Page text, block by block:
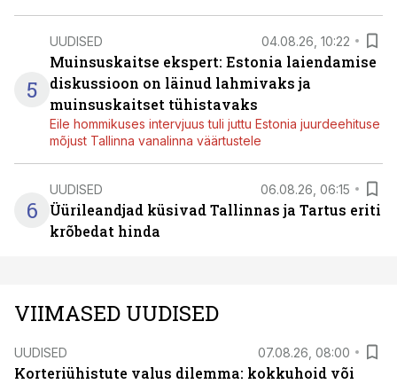
5
UUDISED 04.08.26, 10:22
Muinsuskaitse ekspert: Estonia laiendamise
diskussioon on läinud lahmivaks ja
muinsuskaitset tühistavaks
Eile hommikuses intervjuus tuli juttu Estonia juurdeehituse
mõjust Tallinna vanalinna väärtustele
6
UUDISED 06.08.26, 06:15
Üürileandjad küsivad Tallinnas ja Tartus eriti
krõbedat hinda
VIIMASED UUDISED
UUDISED 07.08.26, 08:00
Korteriühistute valus dilemma: kokkuhoid või